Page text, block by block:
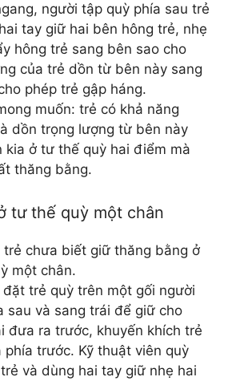
người tập quỳ phía sau trẻ
tay giữ hai bên hông trẻ, nhẹ
hông trẻ sang bên sao cho
của trẻ dồn từ bên này sang
phép trẻ gập háng.
muốn: trẻ có khả năng
dồn trọng lượng từ bên này
kia ở tư thế quỳ hai điểm mà
thăng bằng.
tư thế quỳ một chân
trẻ chưa biết giữ thăng bằng ở
một chân.
đặt trẻ quỳ trên một gối người
sau và sang trái để giữ cho
đưa ra trước, khuyến khích trẻ
phía trước. Kỹ thuật viên quỳ
và dùng hai tay giữ nhẹ hai